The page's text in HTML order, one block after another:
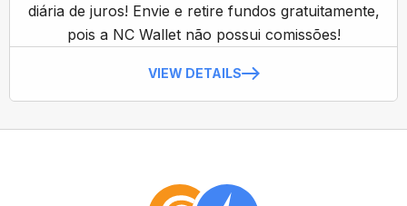
diária de juros! Envie e retire fundos gratuitamente,
pois a NC Wallet não possui comissões!
VIEW DETAILS